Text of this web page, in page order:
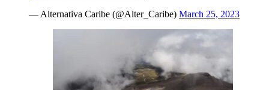
— Alternativa Caribe (@Alter_Caribe) March 25, 2023